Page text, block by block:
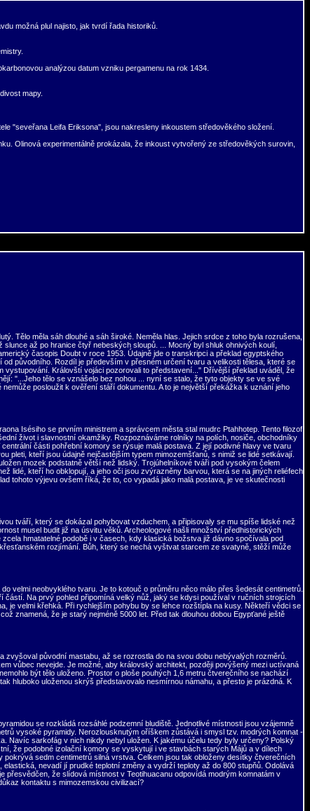
možná plul najisto, jak tvrdí řada historiků.
analýzou datum vzniku pergamenu na rok 1434.
mapy.
"seveřana Leifa Eriksona", jsou nakresleny inkoustem středověkého složení.
Olinová experimentálně prokázala, že inkoust vytvořený ze středověkých surovin,
Tělo měla sáh dlouhé a sáh široké. Neměla hlas. Jejich srdce z toho byla rozrušena,
až po hranice čtyř nebeských sloupů. ... Mocný byl shluk ohnivých koulí,
časopis Doubt v roce 1953. Údajně jde o transkripci a překlad egyptského
původního. Rozdíl je především v přesném určení tvaru a velikosti tělesa, které se
Královští vojáci pozorovali to představení..." Dřívější překlad uváděl, že
"...Jeho tělo se vznášelo bez nohou ... nyní se stalo, že tyto objekty se ve své
posloužit k ověření stáří dokumentu. A to je největší překážka k uznání jeho
Isésiho se prvním ministrem a správcem města stal mudrc Ptahhotep. Tento filozof
život i slavnostní okamžiky. Rozpoznáváme rolníky na polích, nosiče, obchodníky
části pohřební komory se rýsuje malá postava. Z její podivné hlavy ve tvaru
pleti, kteří jsou údajně nejčastějším typem mimozemšťanů, s nimiž se lidé setkávají.
mozek podstatně větší než lidský. Trojúhelníkové tváři pod vysokým čelem
lidé, kteří ho obklopují, a jeho oči jsou zvýrazněny barvou, která se na jiných reliéfech
tohoto výjevu ovšem říká, že to, co vypadá jako malá postava, je ve skutečnosti
tváří, který se dokázal pohybovat vzduchem, a připisovaly se mu spíše lidské než
musel budit již na úsvitu věků. Archeologové našli množství předhistorických
hmatatelné podobě i v časech, kdy klasická božstva již dávno spočívala pod
rozjímání. Bůh, který se nechá vyštvat starcem ze svatyně, stěží může
velmi neobvyklého tvaru. Je to kotouč o průměru něco málo přes šedesát centimetrů.
Na prvý pohled připomíná velký nůž, jaký se kdysi používal v ručních strojcích
je velmi křehká. Při rychlejším pohybu by se lehce rozštípla na kusy. Někteří vědci se
znamená, že je starý nejméně 5000 let. Před tak dlouhou dobou Egypťané ještě
původní mastabu, až se rozrostla do na svou dobu nebývalých rozměrů.
vůbec nevejde. Je možné, aby královský architekt, později povýšený mezi uctívaná
být tělo uloženo. Prostor o ploše pouhých 1,6 metru čtverečního se nachází
hluboko uloženou skrýš představovalo nesmírnou námahu, a přesto je prázdná. K
se rozkládá rozsáhlé podzemní bludiště. Jednotlivé místnosti jsou vzájemně
vysoké pyramidy. Nerozlousknutým oříškem zůstává i smysl tzv. modrých komnat -
Navíc sarkofág v nich nikdy nebyl uložen. K jakému účelu tedy byly určeny? Polský
že podobné izolační komory se vyskytují i ve stavbách starých Májů a v dílech
sedm centimetrů silná vrstva. Celkem jsou tak obloženy desítky čtverečních
nevadí jí prudké teplotní změny a vydrží teploty až do 800 stupňů. Odolává
že slídová místnost v Teotihuacanu odpovídá modrým komnatám v
kontaktu s mimozemskou civilizací?